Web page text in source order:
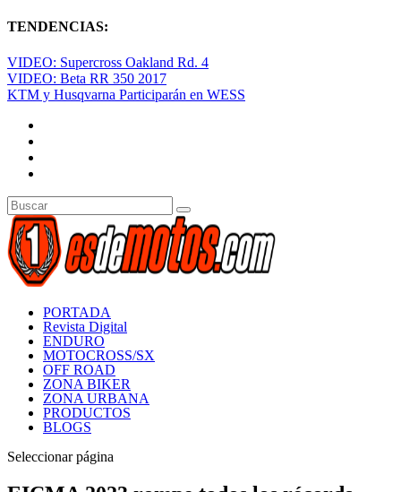
TENDENCIAS:
VIDEO: Supercross Oakland Rd. 4
VIDEO: Beta RR 350 2017
KTM y Husqvarna Participarán en WESS
PORTADA
Revista Digital
ENDURO
MOTOCROSS/SX
OFF ROAD
ZONA BIKER
ZONA URBANA
PRODUCTOS
BLOGS
Seleccionar página